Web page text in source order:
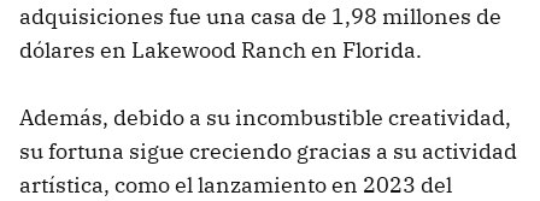
adquisiciones fue una casa de 1,98 millones de
dólares en Lakewood Ranch en Florida.
Además, debido a su incombustible creatividad,
su fortuna sigue creciendo gracias a su actividad
artística, como el lanzamiento en 2023 del